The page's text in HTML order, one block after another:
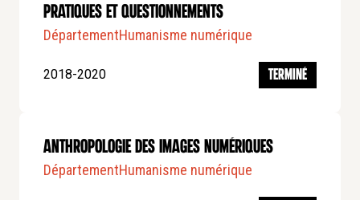
pratiques et questionnements
DépartementHumanisme numérique
2018-2020 TERMINÉ
Anthropologie des images numériques
DépartementHumanisme numérique